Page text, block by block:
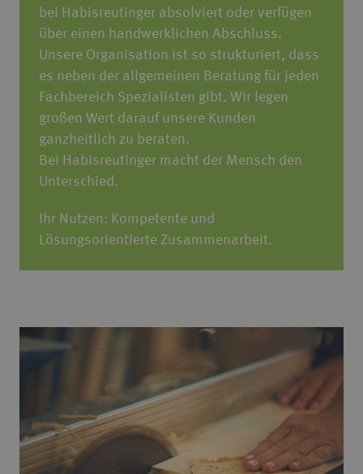
bei Habisreutinger absolviert oder verfügen
über einen handwerklichen Abschluss.
Unsere Organisation ist so strukturiert, dass
es neben der allgemeinen Beratung für jeden
Fachbereich Spezialisten gibt. Wir legen
großen Wert darauf unsere Kunden
ganzheitlich zu beraten.
Bei Habisreutinger macht der Mensch den
Unterschied.
Ihr Nutzen: Kompetente und
Lösungsorientierte Zusammenarbeit.